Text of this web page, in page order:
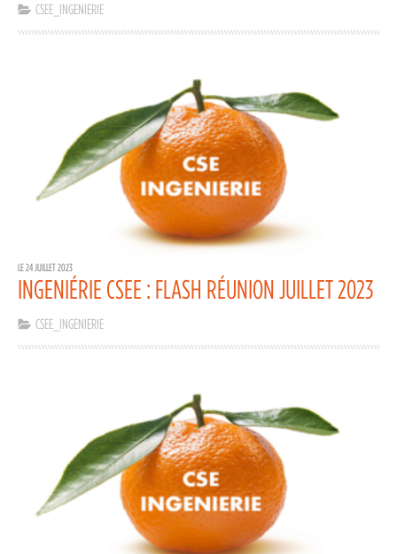
CSEE_INGENIERIE
LE 24 JUILLET 2023
INGENIÉRIE CSEE : FLASH RÉUNION JUILLET 2023
CSEE_INGENIERIE